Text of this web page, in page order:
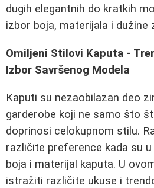
dugih elegantnih do kratkih
izbor boja, materijala i dužine
Omiljeni Stilovi Kaputa -
Izbor Savršenog Modela
Kaputi su nezaobilazan deo
garderobe koji ne samo što
doprinosi celokupnom stilu.
različite preference kada su
boja i materijal kaputa. U
istražiti različite ukuse i